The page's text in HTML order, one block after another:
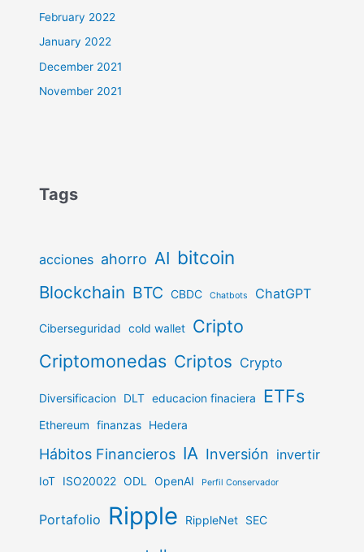
February 2022
January 2022
December 2021
November 2021
Tags
acciones ahorro AI bitcoin
Blockchain BTC CBDC Chatbots ChatGPT
Ciberseguridad cold wallet Cripto
Criptomonedas Criptos Crypto
Diversificacion DLT educacion finaciera ETFs
Ethereum finanzas Hedera
Hábitos Financieros IA Inversión invertir
IoT ISO20022 ODL OpenAI Perfil Conservador
Portafolio Ripple RippleNet SEC